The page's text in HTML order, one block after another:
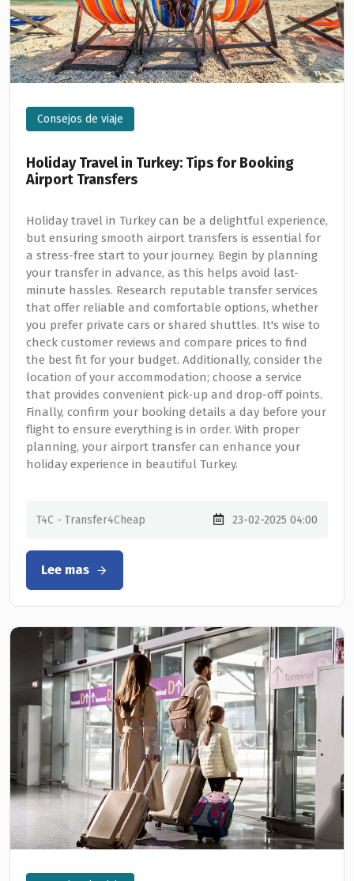
Consejos de viaje
Holiday Travel in Turkey: Tips for Booking
Airport Transfers
Holiday travel in Turkey can be a delightful experience,
but ensuring smooth airport transfers is essential for
a stress-free start to your journey. Begin by planning
your transfer in advance, as this helps avoid last-
minute hassles. Research reputable transfer services
that offer reliable and comfortable options, whether
you prefer private cars or shared shuttles. It's wise to
check customer reviews and compare prices to find
the best fit for your budget. Additionally, consider the
location of your accommodation; choose a service
that provides convenient pick-up and drop-off points.
Finally, confirm your booking details a day before your
flight to ensure everything is in order. With proper
planning, your airport transfer can enhance your
holiday experience in beautiful Turkey.
T4C - Transfer4Cheap 23-02-2025 04:00
Lee mas